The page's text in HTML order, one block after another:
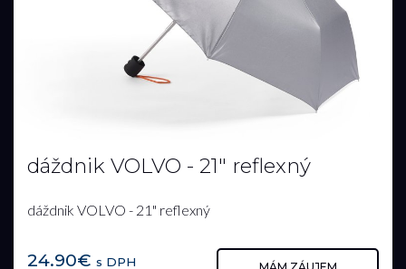
dáždnik VOLVO - 21" reflexný
dáždnik VOLVO - 21" reflexný
24.90€ s DPH